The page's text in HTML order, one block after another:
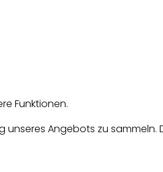
Funktionen.
Angebots zu sammeln.